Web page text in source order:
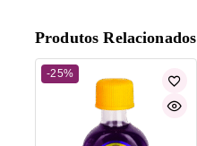
Produtos Relacionados
-25%